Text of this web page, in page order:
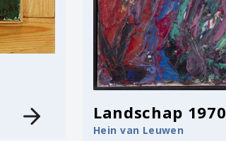
Landschap 1970
Hein van Leuwen